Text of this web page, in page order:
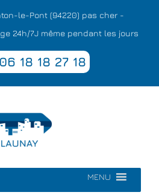
le-Pont (94220) pas cher -
24h/7J même pendant les jours
06 18 18 27 18
MENU